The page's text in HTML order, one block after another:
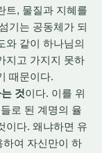
트, 물질과 지혜를
기는 공동체가 되
와 같이 하나님의
지고 가지지 못하
때문이다.
것이다. 이를 위
로 된 계명의 율
이다. 왜냐하면 유
여 자신만이 하